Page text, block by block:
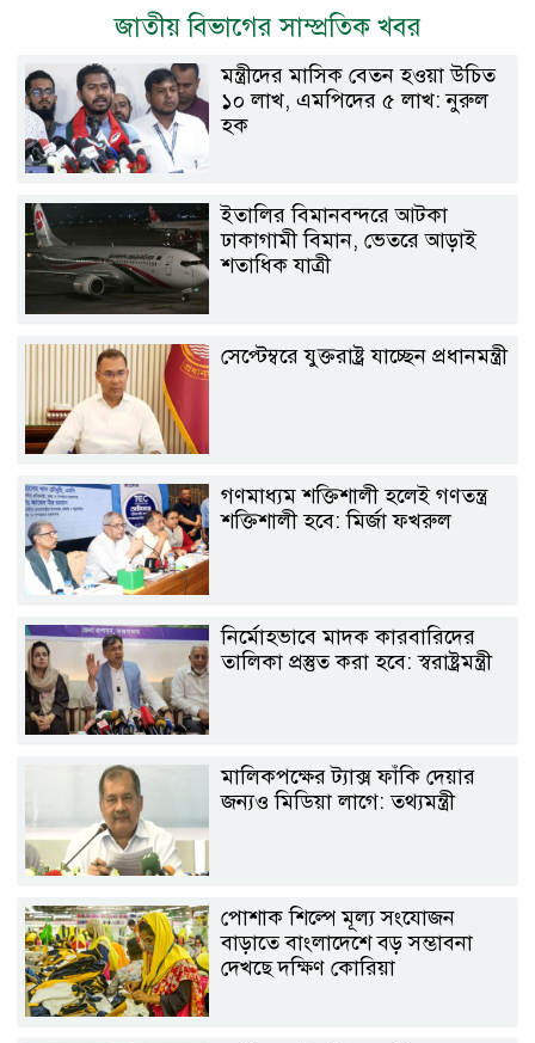
জাতীয় বিভাগের সাম্প্রতিক খবর
মন্ত্রীদের মাসিক বেতন হওয়া উচিত
১০ লাখ, এমপিদের ৫ লাখ: নুরুল
হক
ইতালির বিমানবন্দরে আটকা
ঢাকাগামী বিমান, ভেতরে আড়াই
শতাধিক যাত্রী
সেপ্টেম্বরে যুক্তরাষ্ট্র যাচ্ছেন প্রধানমন্ত্রী
গণমাধ্যম শক্তিশালী হলেই গণতন্ত্র
শক্তিশালী হবে: মির্জা ফখরুল
নির্মোহভাবে মাদক কারবারিদের
তালিকা প্রস্তুত করা হবে: স্বরাষ্ট্রমন্ত্রী
মালিকপক্ষের ট্যাক্স ফাঁকি দেয়ার
জন্যও মিডিয়া লাগে: তথ্যমন্ত্রী
পোশাক শিল্পে মূল্য সংযোজন
বাড়াতে বাংলাদেশে বড় সম্ভাবনা
দেখছে দক্ষিণ কোরিয়া